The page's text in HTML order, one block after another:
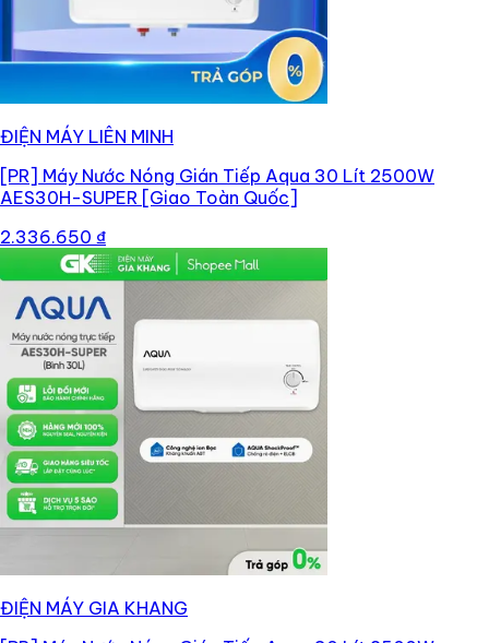
ĐIỆN MÁY LIÊN MINH
[PR] Máy Nước Nóng Gián Tiếp Aqua 30 Lít 2500W
AES30H-SUPER [Giao Toàn Quốc]
2.336.650 ₫
ĐIỆN MÁY GIA KHANG